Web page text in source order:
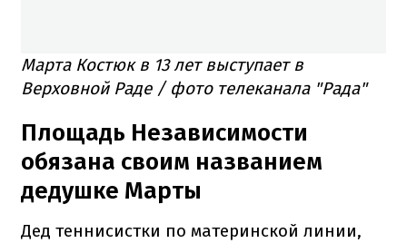
Марта Костюк в 13 лет выступает в
Верховной Раде / фото телеканала "Рада"
Площадь Независимости
обязана своим названием
дедушке Марты
Дед теннисистки по материнской линии,